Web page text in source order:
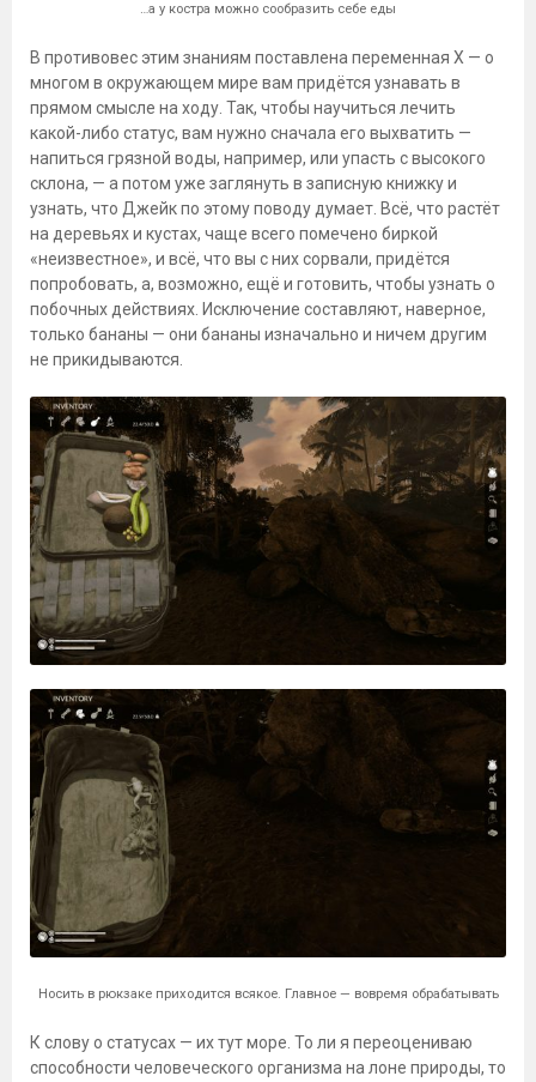
…а у костра можно сообразить себе еды
В противовес этим знаниям поставлена переменная Х — о
многом в окружающем мире вам придётся узнавать в
прямом смысле на ходу. Так, чтобы научиться лечить
какой-либо статус, вам нужно сначала его выхватить —
напиться грязной воды, например, или упасть с высокого
склона, — а потом уже заглянуть в записную книжку и
узнать, что Джейк по этому поводу думает. Всё, что растёт
на деревьях и кустах, чаще всего помечено биркой
«неизвестное», и всё, что вы с них сорвали, придётся
попробовать, а, возможно, ещё и готовить, чтобы узнать о
побочных действиях. Исключение составляют, наверное,
только бананы — они бананы изначально и ничем другим
не прикидываются.
Носить в рюкзаке приходится всякое. Главное — вовремя обрабатывать
К слову о статусах — их тут море. То ли я переоцениваю
способности человеческого организма на лоне природы, то